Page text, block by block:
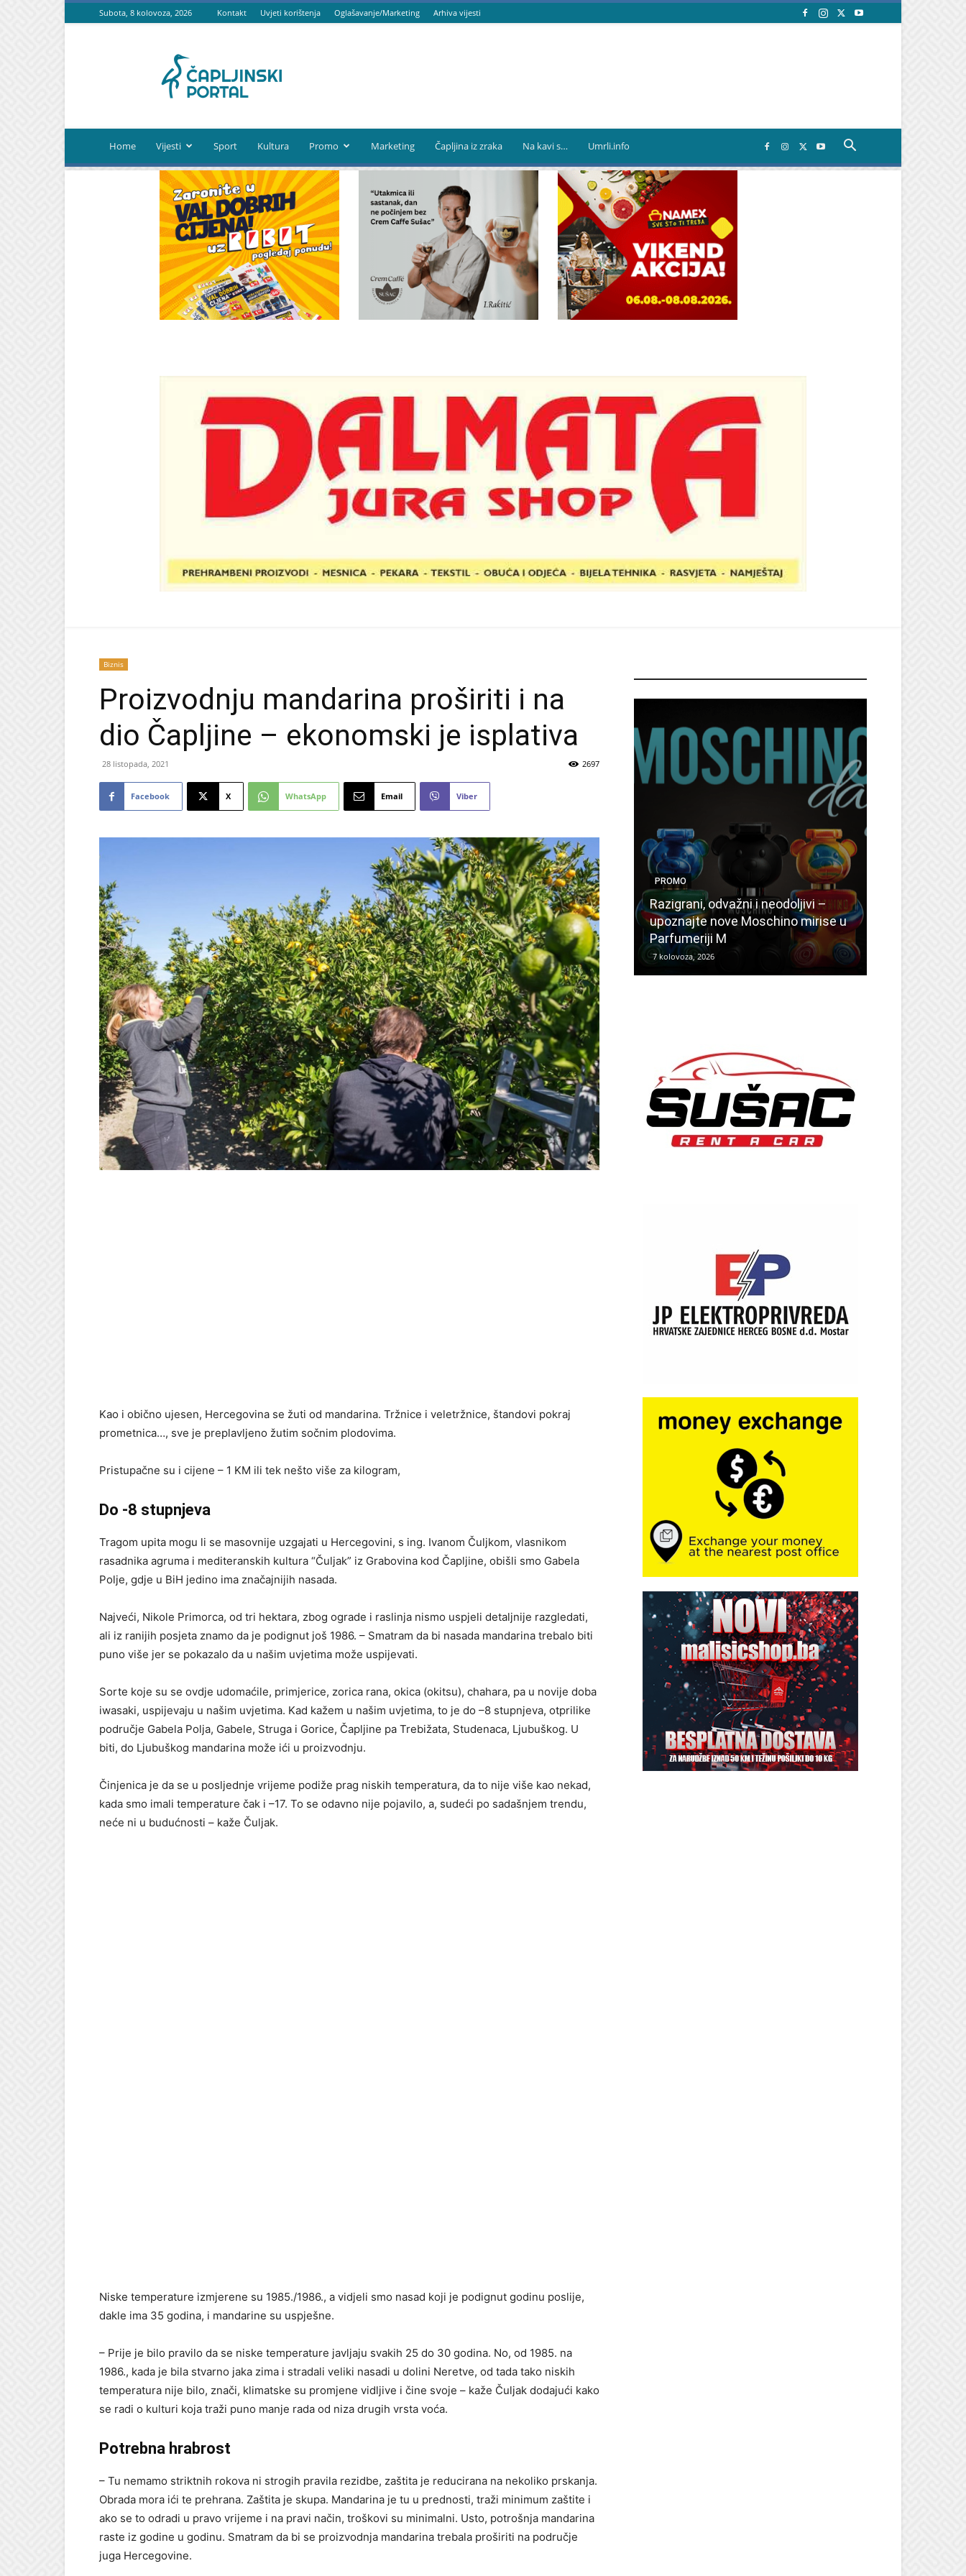
Subota, 8 kolovoza, 2026 Kontakt Uvjeti korištenja Oglašavanje/Marketing Arhiva vijesti
portal
Home Vijesti Sport Kultura Promo Marketing Čapljina iz zraka Na kavi s… Umrli.info
Biznis
Proizvodnju mandarina proširiti i na
dio Čapljine – ekonomski je isplativa
28 listopada, 2021 2697
Facebook X WhatsApp Email Viber
Kao i obično ujesen, Hercegovina se žuti od mandarina. Tržnice i veletržnice, štandovi pokraj
prometnica…, sve je preplavljeno žutim sočnim plodovima.
Pristupačne su i cijene – 1 KM ili tek nešto više za kilogram,
Do -8 stupnjeva
Tragom upita mogu li se masovnije uzgajati u Hercegovini, s ing. Ivanom Čuljkom, vlasnikom
rasadnika agruma i mediteranskih kultura “Čuljak” iz Grabovina kod Čapljine, obišli smo Gabela
Polje, gdje u BiH jedino ima značajnijih nasada.
Najveći, Nikole Primorca, od tri hektara, zbog ograde i raslinja nismo uspjeli detaljnije razgledati,
ali iz ranijih posjeta znamo da je podignut još 1986. – Smatram da bi nasada mandarina trebalo biti
puno više jer se pokazalo da u našim uvjetima može uspijevati.
Sorte koje su se ovdje udomaćile, primjerice, zorica rana, okica (okitsu), chahara, pa u novije doba
iwasaki, uspijevaju u našim uvjetima. Kad kažem u našim uvjetima, to je do –8 stupnjeva, otprilike
područje Gabela Polja, Gabele, Struga i Gorice, Čapljine pa Trebižata, Studenaca, Ljubuškog. U
biti, do Ljubuškog mandarina može ići u proizvodnju.
Činjenica je da se u posljednje vrijeme podiže prag niskih temperatura, da to nije više kao nekad,
kada smo imali temperature čak i –17. To se odavno nije pojavilo, a, sudeći po sadašnjem trendu,
neće ni u budućnosti – kaže Čuljak.
Niske temperature izmjerene su 1985./1986., a vidjeli smo nasad koji je podignut godinu poslije,
dakle ima 35 godina, i mandarine su uspješne.
– Prije je bilo pravilo da se niske temperature javljaju svakih 25 do 30 godina. No, od 1985. na
1986., kada je bila stvarno jaka zima i stradali veliki nasadi u dolini Neretve, od tada tako niskih
temperatura nije bilo, znači, klimatske su promjene vidljive i čine svoje – kaže Čuljak dodajući kako
se radi o kulturi koja traži puno manje rada od niza drugih vrsta voća.
Potrebna hrabrost
– Tu nemamo striktnih rokova ni strogih pravila rezidbe, zaštita je reducirana na nekoliko prskanja.
Obrada mora ići te prehrana. Zaštita je skupa. Mandarina je tu u prednosti, traži minimum zaštite i
ako se to odradi u pravo vrijeme i na pravi način, troškovi su minimalni. Usto, potrošnja mandarina
raste iz godine u godinu. Smatram da bi se proizvodnja mandarina trebala proširiti na područje
juga Hercegovine.
PROMO
Razigrani, odvažni i neodoljivi –
upoznajte nove Moschino mirise u
Parfumeriji M
7 kolovoza, 2026